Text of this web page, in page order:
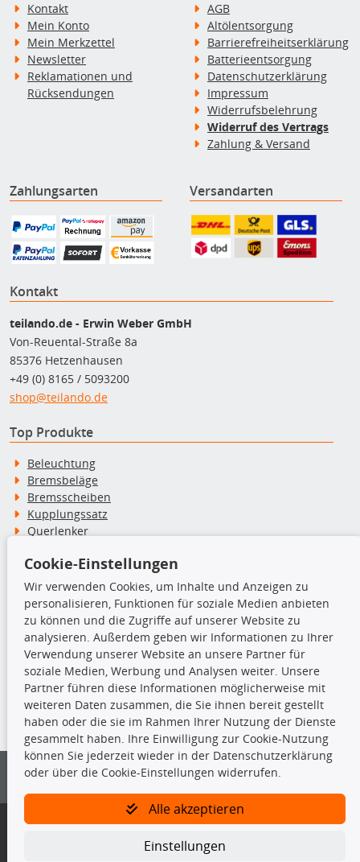
Kontakt
Mein Konto
Mein Merkzettel
Newsletter
Reklamationen und
Rücksendungen
AGB
Altölentsorgung
Barrierefreiheitserklärung
Batterieentsorgung
Datenschutzerklärung
Impressum
Widerrufsbelehrung
Widerruf des Vertrags
Zahlung & Versand
Zahlungsarten Versandarten
Kontakt
teilando.de - Erwin Weber GmbH
Von-Reuental-Straße 8a
85376 Hetzenhausen
+49 (0) 8165 / 5093200
shop@teilando.de
Top Produkte
Beleuchtung
Bremsbeläge
Bremsscheiben
Kupplungssatz
Querlenker
Stoßdämpfer
TecDoc Inside
Die hier angezeigten Daten insbesondere die gesamte Datenbank dürfen
nicht kopiert werden.
Es ist zu unterlassen, die Daten oder die gesamte Datenbank ohne
vorherige Zustimmung von TecDoc zu vervielfältigen, zu verbreiten
und/oder diese Handlungen durch Dritte ausführen zu lassen. Ein
Bitte prüfen Sie, ob das über unseren Onlineshop identifizierte Ersatzteil
Gegebenenfalls sind ergänzende Informationen notwendig, um
Cookie-Einstellungen
Wir verwenden Cookies, um Inhalte und Anzeigen zu
personalisieren, Funktionen für soziale Medien anbieten
zu können und die Zugriffe auf unserer Website zu
analysieren. Außerdem geben wir Informationen zu Ihrer
Verwendung unserer Website an unsere Partner für
soziale Medien, Werbung und Analysen weiter. Unsere
Partner führen diese Informationen möglicherweise mit
weiteren Daten zusammen, die Sie ihnen bereit gestellt
haben oder die sie im Rahmen Ihrer Nutzung der Dienste
gesammelt haben. Ihre Einwilligung zur Cookie-Nutzung
können Sie jederzeit wieder in der Datenschutzerklärung
oder über die Cookie-Einstellungen widerrufen.
Alle akzeptieren
Einstellungen